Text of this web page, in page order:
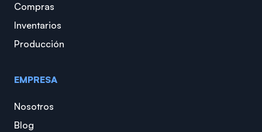
Compras
Inventarios
Producción
EMPRESA
Nosotros
Blog